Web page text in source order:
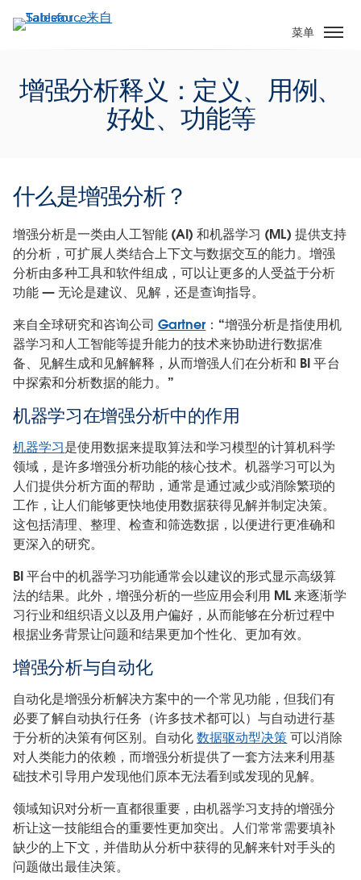
转
菜单
增强分析释义：定义、用例、
好处、功能等
什么是增强分析？
增强分析是一类由人工智能 (AI) 和机器学习 (ML) 提供支持
的分析，可扩展人类结合上下文与数据交互的能力。增强
分析由多种工具和软件组成，可以让更多的人受益于分析
功能 — 无论是建议、见解，还是查询指导。
来自全球研究和咨询公司Gartner ：“增强分析是指使用机
器学习和人工智能等提升能力的技术来协助进行数据准
备、见解生成和见解解释，从而增强人们在分析和 BI 平台
中探索和分析数据的能力。”
机器学习在增强分析中的作用
机器学习是使用数据来提取算法和学习模型的计算机科学
领域，是许多增强分析功能的核心技术。机器学习可以为
人们提供分析方面的帮助，通常是通过减少或消除繁琐的
工作，让人们能够更快地使用数据获得见解并制定决策。
这包括清理、整理、检查和筛选数据，以便进行更准确和
更深入的研究。
BI 平台中的机器学习功能通常会以建议的形式显示高级算
法的结果。此外，增强分析的一些应用会利用 ML 来逐渐学
习行业和组织语义以及用户偏好，从而能够在分析过程中
根据业务背景让问题和结果更加个性化、更加有效。
增强分析与自动化
自动化是增强分析解决方案中的一个常见功能，但我们有
必要了解自动执行任务（许多技术都可以）与自动进行基
于分析的决策有何区别。自动化数据驱动型决策可以消除
对人类能力的依赖，而增强分析提供了一套方法来利用基
础技术引导用户发现他们原本无法看到或发现的见解。
领域知识对分析一直都很重要，由机器学习支持的增强分
析让这一技能组合的重要性更加突出。人们常常需要填补
缺少的上下文，并借助从分析中获得的见解来针对手头的
问题做出最佳决策。